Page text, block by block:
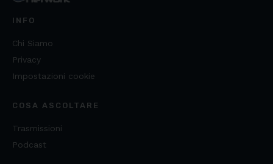
INFO
Chi Siamo
Privacy
Impostazioni cookie
COSA ASCOLTARE
Trasmissioni
Podcast